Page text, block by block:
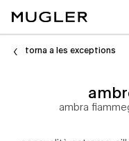
torna a les exceptions
ambra